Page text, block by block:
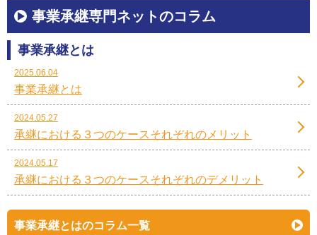
事業承継専門ネットのコラム
事業承継とは
2025.06.04
事業承継とは
2024.05.27
承継における３つのケースそれぞれのメリット
2024.05.17
承継における３つのケースそれぞれのデメリット
事業承継とはのコラム一覧